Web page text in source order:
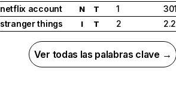
netflix account
N T 1
stranger things
I T 2
Ver todas las palabras clave →